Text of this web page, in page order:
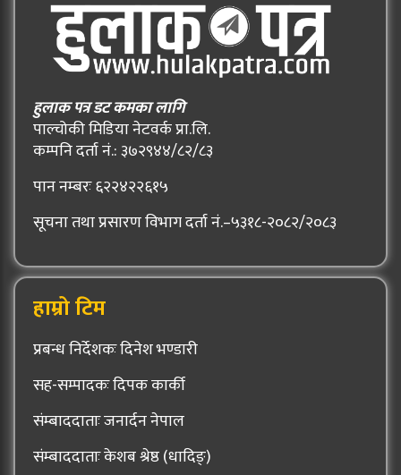
हुलाक पत्र डट कमका लागि
पाल्चोकी मिडिया नेटवर्क प्रा.लि.
कम्पनि दर्ता नं.: ३७२९४४/८२/८३
पान नम्बरः ६२२४२२६१५
सूचना तथा प्रसारण विभाग दर्ता नं.–५३१८-२०८२/२०८३
हाम्रो टिम
प्रबन्ध निर्देशकः दिनेश भण्डारी
सह-सम्पादकः दिपक कार्की
संम्बाददाताः जनार्दन नेपाल
संम्बाददाताः केशब श्रेष्ठ (धादिङ्)